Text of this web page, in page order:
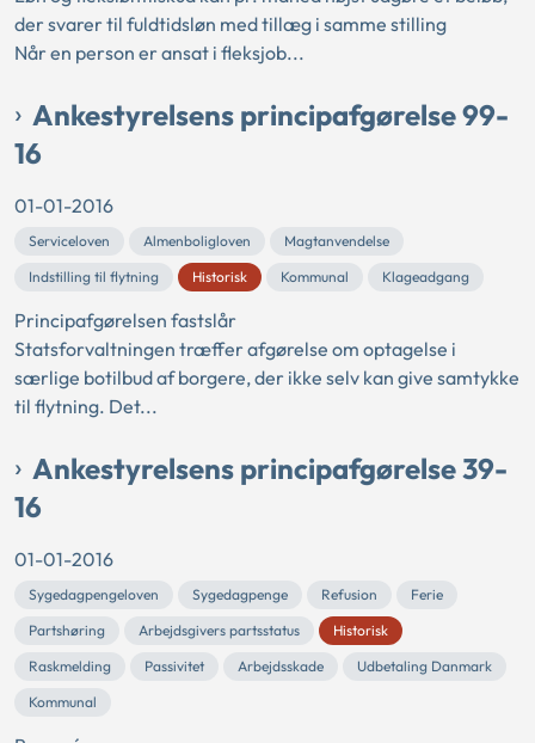
der svarer til fuldtidsløn med tillæg i samme stilling
Når en person er ansat i fleksjob...
Ankestyrelsens principafgørelse 99-
16
01-01-2016
Serviceloven Almenboligloven
Magtanvendelse
Indstilling til flytning
Historisk Kommunal Klageadgang
Principafgørelsen fastslår
Statsforvaltningen træffer afgørelse om optagelse i
særlige botilbud af borgere, der ikke selv kan give samtykke
til flytning. Det...
Ankestyrelsens principafgørelse 39-
16
01-01-2016
Sygedagpengeloven Sygedagpenge Refusion
Ferie
Partshøring
Arbejdsgivers partsstatus
Historisk
Raskmelding
Passivitet Arbejdsskade
Udbetaling Danmark
Kommunal